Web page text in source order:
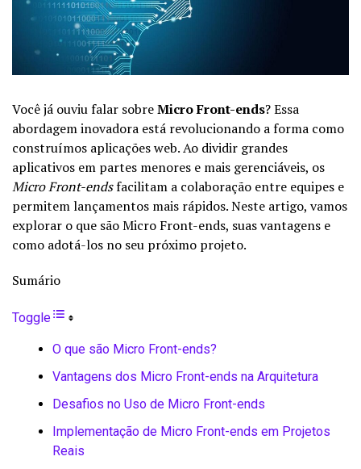
Você já ouviu falar sobreMicro Front-ends? Essa
abordagem inovadora está revolucionando a forma como
construímos aplicações web. Ao dividir grandes
aplicativos em partes menores e mais gerenciáveis, os
Micro Front-endsfacilitam a colaboração entre equipes e
permitem lançamentos mais rápidos. Neste artigo, vamos
explorar o que são Micro Front-ends, suas vantagens e
como adotá-los no seu próximo projeto.
Sumário
Toggle
O que são Micro Front-ends?
Vantagens dos Micro Front-ends na Arquitetura
Desafios no Uso de Micro Front-ends
Implementação de Micro Front-ends em Projetos
Reais